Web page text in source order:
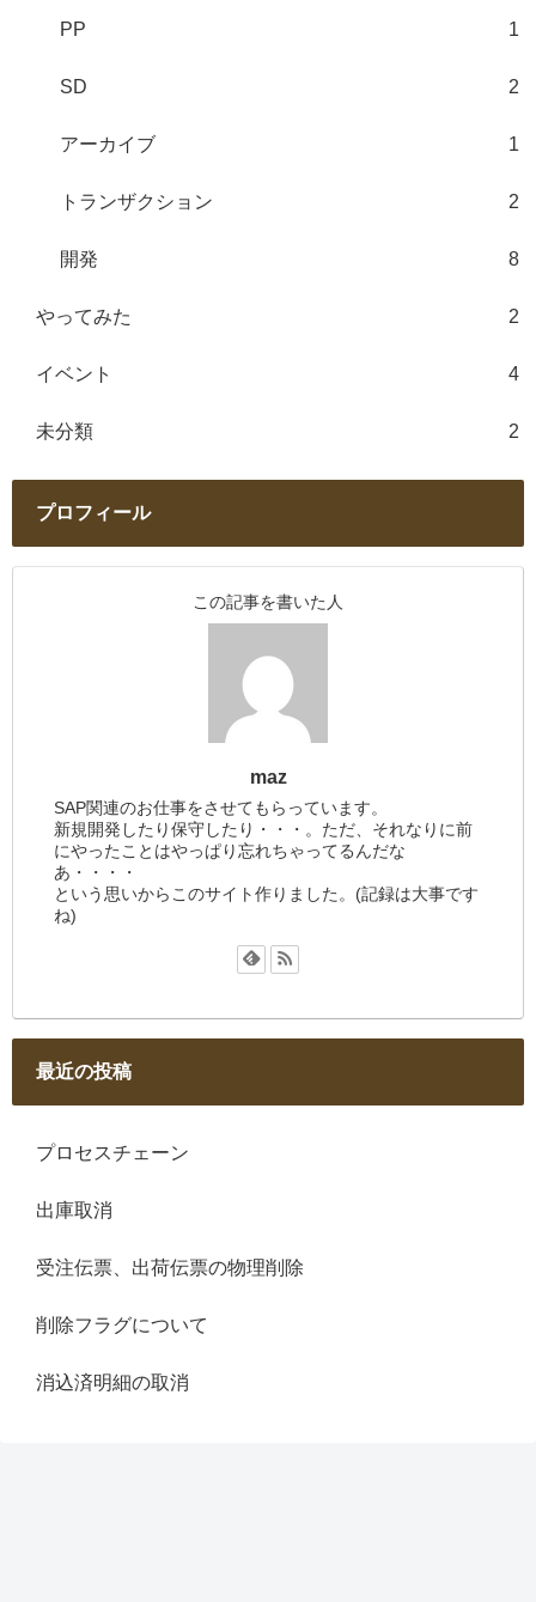
PP 1
SD 2
アーカイブ 1
トランザクション 2
開発 8
やってみた 2
イベント 4
未分類 2
プロフィール
この記事を書いた人
maz
SAP関連のお仕事をさせてもらっています。
新規開発したり保守したり・・・。ただ、それなりに前
にやったことはやっぱり忘れちゃってるんだな
あ・・・・
という思いからこのサイト作りました。(記録は大事です
ね)
最近の投稿
プロセスチェーン
出庫取消
受注伝票、出荷伝票の物理削除
削除フラグについて
消込済明細の取消